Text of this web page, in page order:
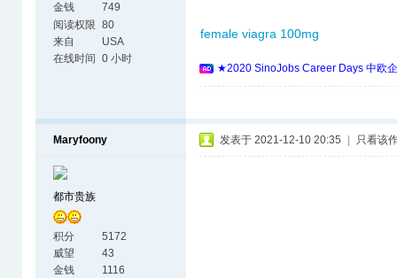
金钱
749
阅读权限 80
来自
USA
在线时间
0 小时
female viagra 100mg
★2020 SinoJobs Career Days 中欧
Maryfoony
都市贵族
积分
5172
威望
43
金钱
1116
发表于 2021-12-10 20:35 只看该